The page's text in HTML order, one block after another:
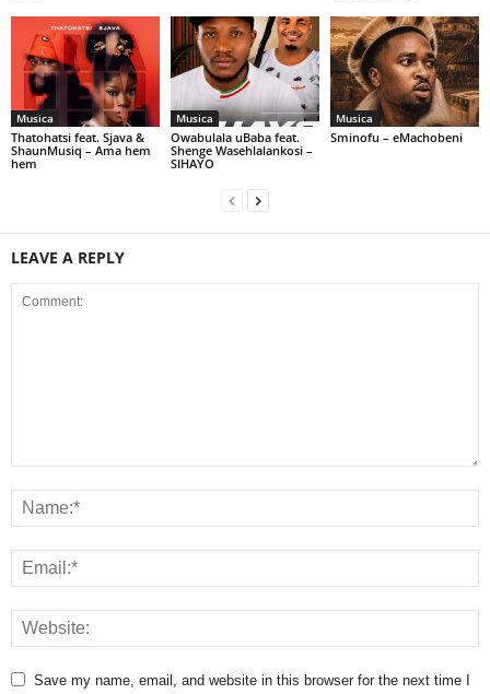
Musica
Thatohatsi feat. Sjava &
ShaunMusiq – Ama hem
hem
Musica
Owabulala uBaba feat.
Shenge Wasehlalankosi –
SIHAYO
Musica
Sminofu – eMachobeni
LEAVE A REPLY
Save my name, email, and website in this browser for the next time I